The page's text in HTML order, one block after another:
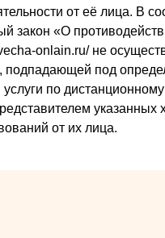
от её лица. В
закон «О
onlain.ru/ не
подпадающей под
по дистанционному
от их лица.